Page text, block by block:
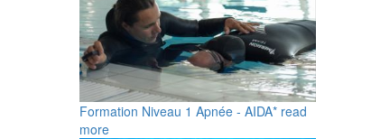
Formation Niveau 1 Apnée - AIDA* read
more